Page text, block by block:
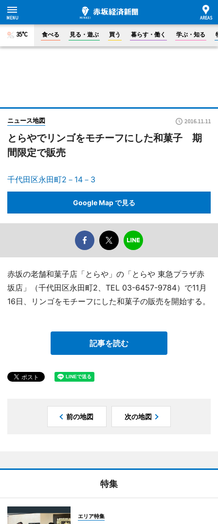
35°C 食べる 見る・遊ぶ 買う 暮らす・働く 学ぶ・知る
ニュース地図 2016.11.11
とらやでリンゴをモチーフにした和菓子 期
間限定で販売
千代田区永田町2－14－3
Google Map で見る
赤坂の老舗和菓子店「とらや」の「とらや 東急プラザ赤
坂店」（千代田区永田町2、TEL 03-6457-9784）で11月
16日、リンゴをモチーフにした和菓子の販売を開始する。
記事を読む
前の地図 次の地図
特集
エリア特集